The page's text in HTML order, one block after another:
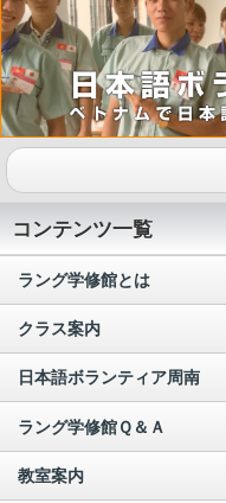
コンテンツ一覧
ラング学修館とは
クラス案内
日本語ボランティア周南
ラング学修館Ｑ＆Ａ
教室案内